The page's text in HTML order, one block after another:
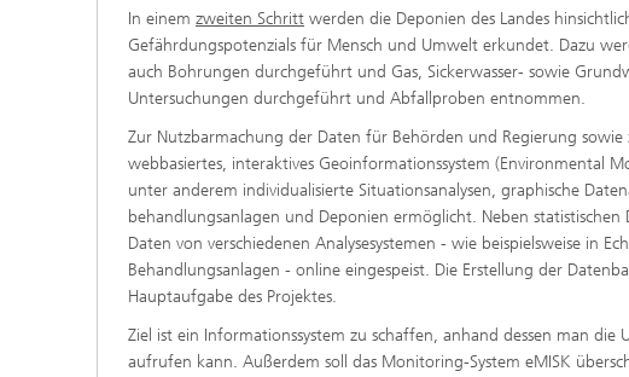
In einem zweiten Schritt werden die Deponien des Landes
Gefährdungspotenzials für Mensch und Umwelt erkundet. Dazu
auch Bohrungen durchgeführt und Gas, Sickerwasser- sowie
Untersuchungen durchgeführt und Abfallproben entnommen.
Zur Nutzbarmachung der Daten für Behörden und Regierung
webbasiertes, interaktives Geoinformationssystem (Environmental
unter anderem individualisierte Situationsanalysen, graphische
behandlungsanlagen und Deponien ermöglicht. Neben
Daten von verschiedenen Analysesystemen - wie beispielsweise in
Behandlungsanlagen - online eingespeist. Die Erstellung der
Hauptaufgabe des Projektes.
Ziel ist ein Informationssystem zu schaffen, anhand dessen man
aufrufen kann. Außerdem soll das Monitoring-System eMISK